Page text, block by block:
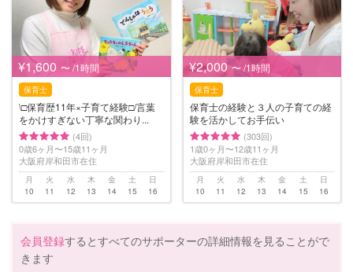
¥1,600 〜 /1時間
保育士
\□︎保育歴11年×子育て経験□︎/言葉
をかけすぎない丁寧な関わり...
(4回)
0歳6ヶ月〜15歳11ヶ月
大阪府岸和田市在住
月
10
火
11
水
12
木
13
金
14
土
15
日
16
¥2,000 〜 /1時間
保育士
保育士の経験と３人の子育ての経
験を活かしてお手伝い
(303回)
1歳0ヶ月〜12歳11ヶ月
大阪府岸和田市在住
月
10
火
11
水
12
木
13
金
14
土
15
日
16
会員登録するとすべてのサポーターの詳細情報を見ることがで
きます